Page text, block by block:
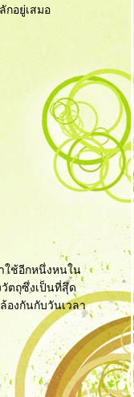
กอยู่เสมอ
ใช้อีกหนึ่งหนใน
ตถุซึ่งเป็นที่สุึด
องกันกับวันเวลา